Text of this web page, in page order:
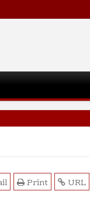
URL
Print